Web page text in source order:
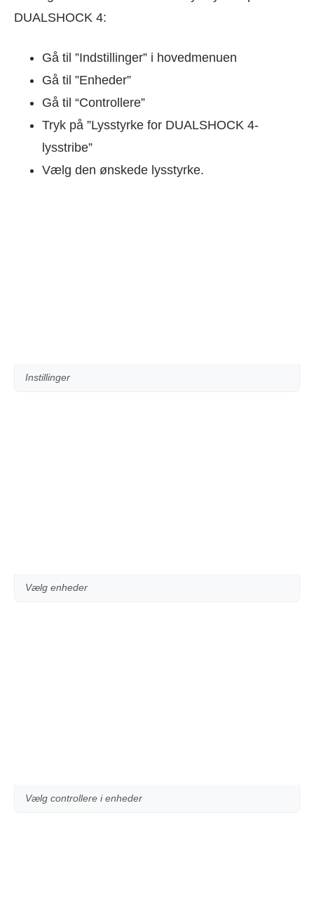
DUALSHOCK 4:
Gå til ”Indstillinger” i hovedmenuen
Gå til ”Enheder”
Gå til “Controllere”
Tryk på ”Lysstyrke for DUALSHOCK 4-
lysstribe”
Vælg den ønskede lysstyrke.
Instillinger
Vælg enheder
Vælg controllere i enheder